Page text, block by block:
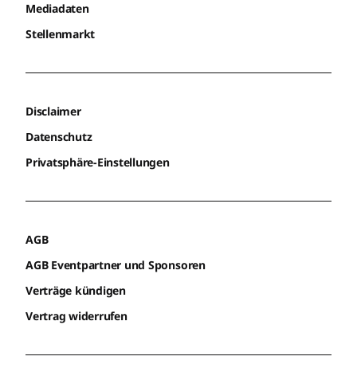
Mediadaten
Stellenmarkt
Disclaimer
Datenschutz
Privatsphäre-Einstellungen
AGB
AGB Eventpartner und Sponsoren
Verträge kündigen
Vertrag widerrufen